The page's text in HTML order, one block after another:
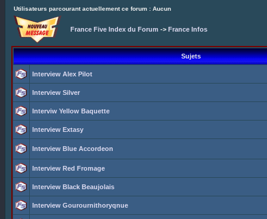
Utilisateurs parcourant actuellement ce forum : Aucun
France Five Index du Forum -> France Infos
Sujets
Interview Alex Pilot
Interview Silver
Interviw Yellow Baquette
Interview Extasy
Interview Blue Accordeon
Interview Red Fromage
Interview Black Beaujolais
Interview Gourournithoryqnue